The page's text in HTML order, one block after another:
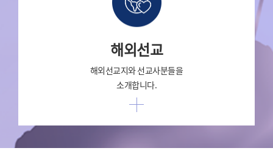
해외선교
해외선교지와 선교사분들을
소개합니다.